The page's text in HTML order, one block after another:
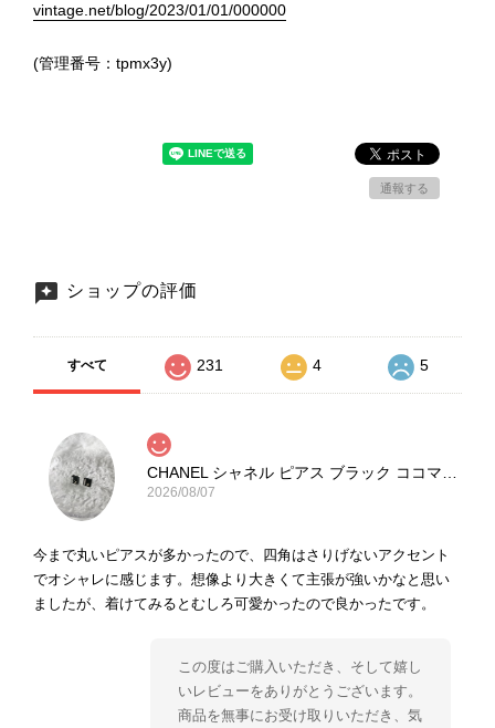
vintage.net/blog/2023/01/01/000000
(管理番号：tpmx3y)
通報する
ショップの評価
すべて 231 4 5
CHANEL シャネル ピアス ブラック ココマーク ストーン vintage ヴィンテージ オールド yg33jb
2026/08/07
今まで丸いピアスが多かったので、四角はさりげないアクセント
でオシャレに感じます。想像より大きくて主張が強いかなと思い
ましたが、着けてみるとむしろ可愛かったので良かったです。
この度はご購入いただき、そして嬉し
いレビューをありがとうございます。
商品を無事にお受け取りいただき、気